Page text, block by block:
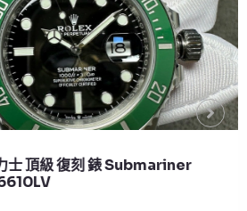
級 復刻 錶 Submariner